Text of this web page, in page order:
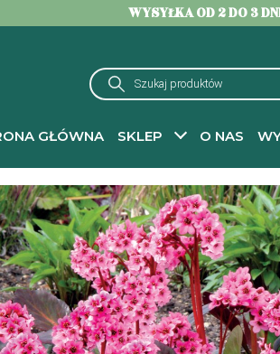
WYSYŁKA OD 2 DO 3
Wyszukiwarka
produktów
GŁÓWNA SKLEP O NAS
Strona główna - Byliny wieloletnie do ogrodu –